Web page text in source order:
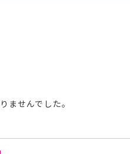
せんでした。